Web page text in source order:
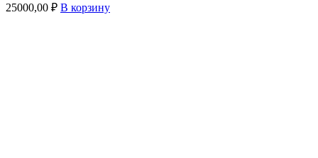
25000,00 ₽ В корзину